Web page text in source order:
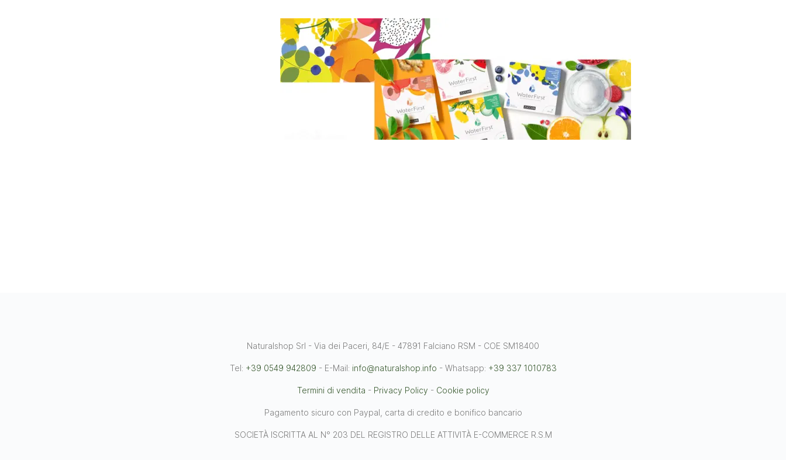
Naturalshop Srl - Via dei Paceri, 84/E - 47891 Falciano RSM - COE SM18400
Tel: +39 0549 942809 - E-Mail: info@naturalshop.info - Whatsapp: +39 337 1010783
Termini di vendita - Privacy Policy - Cookie policy
Pagamento sicuro con Paypal, carta di credito e bonifico bancario
SOCIETÀ ISCRITTA AL N° 203 DEL REGISTRO DELLE ATTIVITÀ E-COMMERCE R.S.M